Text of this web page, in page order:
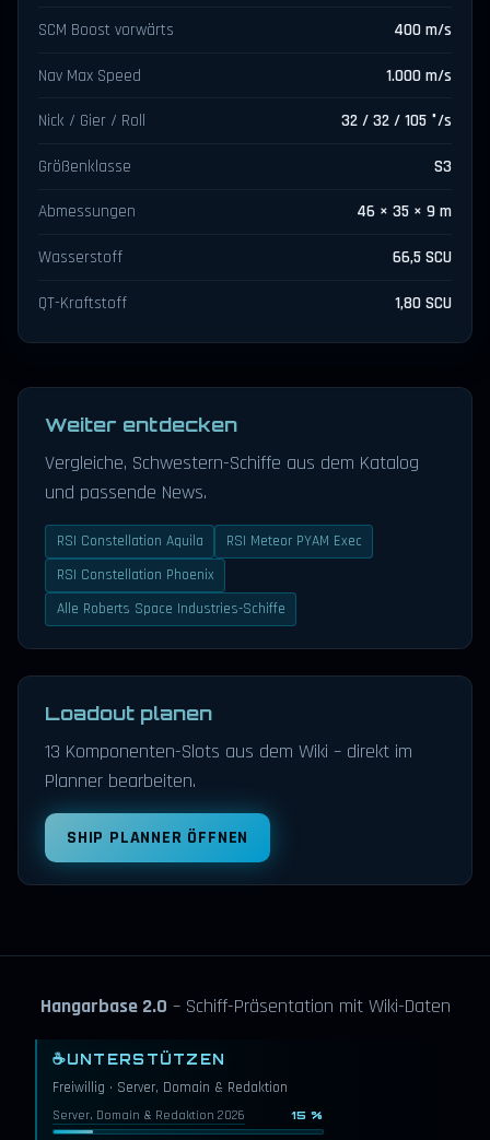
SCM Boost vorwärts 400 m/s
Nav Max Speed 1.000 m/s
Nick / Gier / Roll 32 / 32 / 105 °/s
Größenklasse S3
Abmessungen 46 × 35 × 9 m
Wasserstoff 66,5 SCU
QT-Kraftstoff 1,80 SCU
Weiter entdecken
Vergleiche, Schwestern-Schiffe aus dem Katalog
und passende News.
RSI Constellation Aquila
RSI Meteor PYAM Exec
RSI Constellation Phoenix
Alle Roberts Space Industries-Schiffe
Loadout planen
13 Komponenten-Slots aus dem Wiki – direkt im
Planner bearbeiten.
SHIP PLANNER ÖFFNEN
Hangarbase 2.0 – Schiff-Präsentation mit Wiki-Daten
☕UNTERSTÜTZEN
Freiwillig · Server, Domain & Redaktion
Server, Domain & Redaktion 2026 15 %